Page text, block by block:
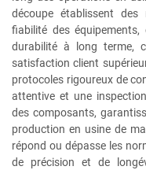
découpe établissent des
fiabilité des
durabilité à long terme,
satisfaction client
protocoles rigoureux de
attentive et une
des composants,
production en usine de
répond ou dépasse les
de précision et de